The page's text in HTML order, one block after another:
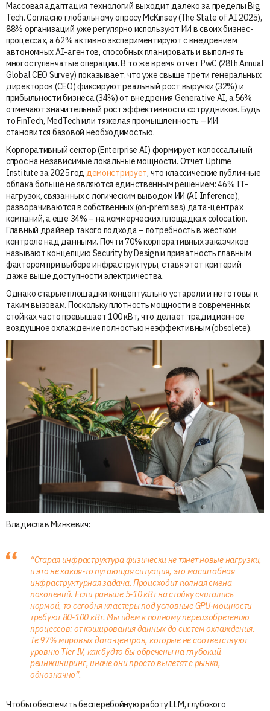
Массовая адаптация технологий выходит далеко за пределы Big
Tech. Согласно глобальному опросу McKinsey (The State of AI 2025),
88% организаций уже регулярно используют ИИ в своих бизнес-
процессах, а 62% активно экспериментируют с внедрением
автономных AI-агентов, способных планировать и выполнять
многоступенчатые операции. В то же время отчет PwC (28th Annual
Global CEO Survey) показывает, что уже свыше трети генеральных
директоров (CEO) фиксируют реальный рост выручки (32%) и
прибыльности бизнеса (34%) от внедрения Generative AI, а 56%
отмечают значительный рост эффективности сотрудников. Будь
то FinTech, MedTech или тяжелая промышленность – ИИ
становится базовой необходимостью.
Корпоративный сектор (Enterprise AI) формирует колоссальный
спрос на независимые локальные мощности. Отчет Uptime
Institute за 2025 год демонстрирует, что классические публичные
облака больше не являются единственным решением: 46% IT-
нагрузок, связанных с логическим выводом ИИ (AI Inference),
разворачиваются в собственных (on-premises) дата-центрах
компаний, а еще 34% – на коммерческих площадках colocation.
Главный драйвер такого подхода – потребность в жестком
контроле над данными. Почти 70% корпоративных заказчиков
называют концепцию Security by Design и приватность главным
фактором при выборе инфраструктуры, ставя этот критерий
даже выше доступности электричества.
Однако старые площадки концептуально устарели и не готовы к
таким вызовам. Поскольку плотность мощности в современных
стойках часто превышает 100 кВт, что делает традиционное
воздушное охлаждение полностью неэффективным (obsolete).
Владислав Минкевич:
“Старая инфраструктура физически не тянет новые нагрузки,
и это не какая-то пугающая ситуация, это масштабная
инфраструктурная задача. Происходит полная смена
поколений. Если раньше 5-10 кВт на стойку считались
нормой, то сегодня кластеры под условные GPU-мощности
требуют 80-100 кВт. Мы идем к полному переизобретению
процессов: от кэширования данных до систем охлаждения.
Те 97% мировых дата-центров, которые не соответствуют
уровню Tier IV, как будто бы обречены на глубокий
реинжиниринг, иначе они просто вылетят с рынка,
однозначно”.
Чтобы обеспечить бесперебойную работу LLM, глубокого